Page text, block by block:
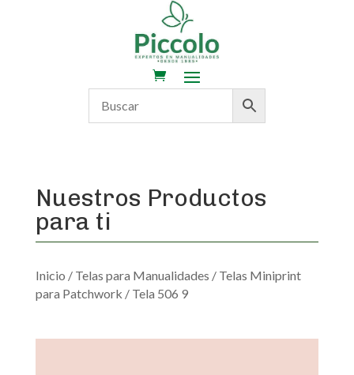
Nuestros Productos
para ti
Inicio / Telas para Manualidades / Telas Miniprint
para Patchwork / Tela 506 9